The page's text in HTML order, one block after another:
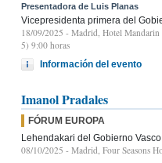
Presentadora de Luis Planas
Vicepresidenta primera del
18/09/2025 - Madrid, Hotel Mandarin
5) 9:00 horas
Información del evento
Imanol Pradales
FÓRUM EUROPA
Lehendakari del Gobierno Vasco
08/10/2025 - Madrid, Four Seasons